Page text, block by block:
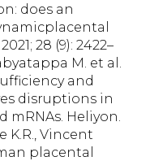
does an
28 (9): 2422–
M. et al.
and
disruptions in
mRNAs. Heliyon.
K.R., Vincent
placental